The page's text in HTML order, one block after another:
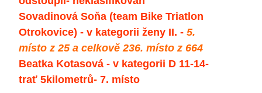
Sovadinová Soňa (team Bike Triatlon
Otrokovice) - v kategorii ženy II. - 5.
místo z 25 a celkově 236. místo z 664
Beatka Kotasová - v kategorii D 11-14-
trať 5kilometrů- 7. místo